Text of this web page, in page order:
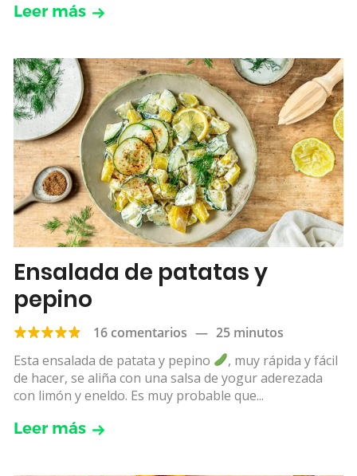
Leer más
Ensalada de patatas y
pepino
16 comentarios — 25 minutos
Esta ensalada de patata y pepino
, muy rápida y fácil
de hacer, se aliña con una salsa de yogur aderezada
con limón y eneldo. Es muy probable que...
Leer más